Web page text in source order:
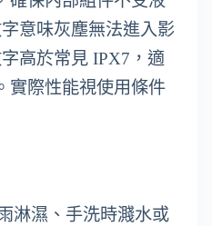
意味灰塵無法進入影
高於常見 IPX7，適
實際性能視使用條件
淋濕、手洗時濺水或